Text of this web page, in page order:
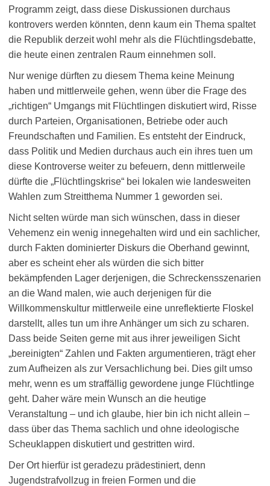
Programm zeigt, dass diese Diskussionen durchaus
kontrovers werden könnten, denn kaum ein Thema spaltet
die Republik derzeit wohl mehr als die Flüchtlingsdebatte,
die heute einen zentralen Raum einnehmen soll.
Nur wenige dürften zu diesem Thema keine Meinung
haben und mittlerweile gehen, wenn über die Frage des
„richtigen“ Umgangs mit Flüchtlingen diskutiert wird, Risse
durch Parteien, Organisationen, Betriebe oder auch
Freundschaften und Familien. Es entsteht der Eindruck,
dass Politik und Medien durchaus auch ein ihres tuen um
diese Kontroverse weiter zu befeuern, denn mittlerweile
dürfte die „Flüchtlingskrise“ bei lokalen wie landesweiten
Wahlen zum Streitthema Nummer 1 geworden sei.
Nicht selten würde man sich wünschen, dass in dieser
Vehemenz ein wenig innegehalten wird und ein sachlicher,
durch Fakten dominierter Diskurs die Oberhand gewinnt,
aber es scheint eher als würden die sich bitter
bekämpfenden Lager derjenigen, die Schreckensszenarien
an die Wand malen, wie auch derjenigen für die
Willkommenskultur mittlerweile eine unreflektierte Floskel
darstellt, alles tun um ihre Anhänger um sich zu scharen.
Dass beide Seiten gerne mit aus ihrer jeweiligen Sicht
„bereinigten“ Zahlen und Fakten argumentieren, trägt eher
zum Aufheizen als zur Versachlichung bei. Dies gilt umso
mehr, wenn es um straffällig gewordene junge Flüchtlinge
geht. Daher wäre mein Wunsch an die heutige
Veranstaltung – und ich glaube, hier bin ich nicht allein –
dass über das Thema sachlich und ohne ideologische
Scheuklappen diskutiert und gestritten wird.
Der Ort hierfür ist geradezu prädestiniert, denn
Jugendstrafvollzug in freien Formen und die